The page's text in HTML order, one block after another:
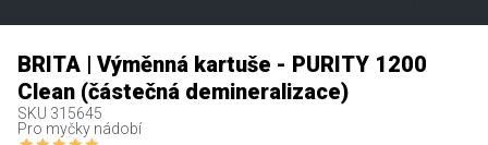
BRITA | Výměnná kartuše - PURITY 1200
Clean (částečná demineralizace)
SKU 315645
Pro myčky nádobí